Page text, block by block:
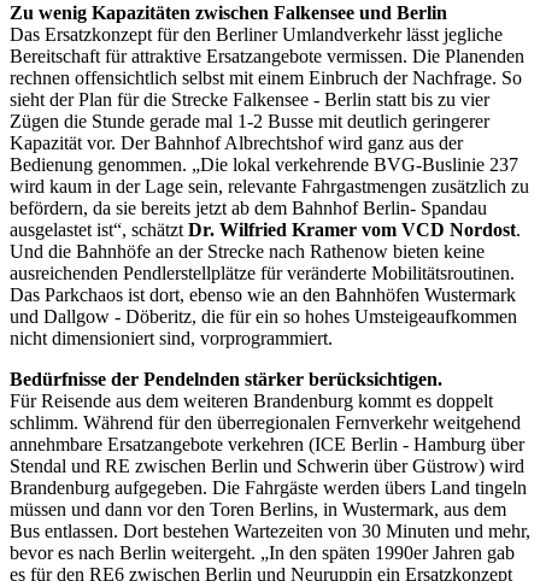
Zu wenig Kapazitäten zwischen Falkensee und Berlin
Das Ersatzkonzept für den Berliner Umlandverkehr lässt jegliche
Bereitschaft für attraktive Ersatzangebote vermissen. Die Planenden
rechnen offensichtlich selbst mit einem Einbruch der Nachfrage. So
sieht der Plan für die Strecke Falkensee - Berlin statt bis zu vier
Zügen die Stunde gerade mal 1-2 Busse mit deutlich geringerer
Kapazität vor. Der Bahnhof Albrechtshof wird ganz aus der
Bedienung genommen. „Die lokal verkehrende BVG-Buslinie 237
wird kaum in der Lage sein, relevante Fahrgastmengen zusätzlich zu
befördern, da sie bereits jetzt ab dem Bahnhof Berlin- Spandau
ausgelastet ist“, schätzt Dr. Wilfried Kramer vom VCD Nordost.
Und die Bahnhöfe an der Strecke nach Rathenow bieten keine
ausreichenden Pendlerstellplätze für veränderte Mobilitätsroutinen.
Das Parkchaos ist dort, ebenso wie an den Bahnhöfen Wustermark
und Dallgow - Döberitz, die für ein so hohes Umsteigeaufkommen
nicht dimensioniert sind, vorprogrammiert.
Bedürfnisse der Pendelnden stärker berücksichtigen.
Für Reisende aus dem weiteren Brandenburg kommt es doppelt
schlimm. Während für den überregionalen Fernverkehr weitgehend
annehmbare Ersatzangebote verkehren (ICE Berlin - Hamburg über
Stendal und RE zwischen Berlin und Schwerin über Güstrow) wird
Brandenburg aufgegeben. Die Fahrgäste werden übers Land tingeln
müssen und dann vor den Toren Berlins, in Wustermark, aus dem
Bus entlassen. Dort bestehen Wartezeiten von 30 Minuten und mehr,
bevor es nach Berlin weitergeht. „In den späten 1990er Jahren gab
es für den RE6 zwischen Berlin und Neuruppin ein Ersatzkonzept